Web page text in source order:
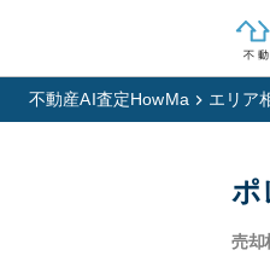
不動産AI査定HowMa エリア
ポ
売却